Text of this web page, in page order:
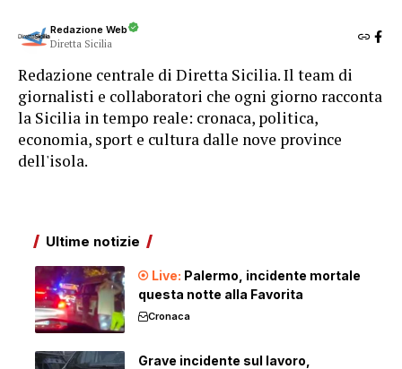
Redazione Web
Diretta Sicilia
Redazione centrale di Diretta Sicilia. Il team di
giornalisti e collaboratori che ogni giorno racconta
la Sicilia in tempo reale: cronaca, politica,
economia, sport e cultura dalle nove province
dell'isola.
Ultime notizie
Palermo, incidente mortale
questa notte alla Favorita
Cronaca
Grave incidente sul lavoro,